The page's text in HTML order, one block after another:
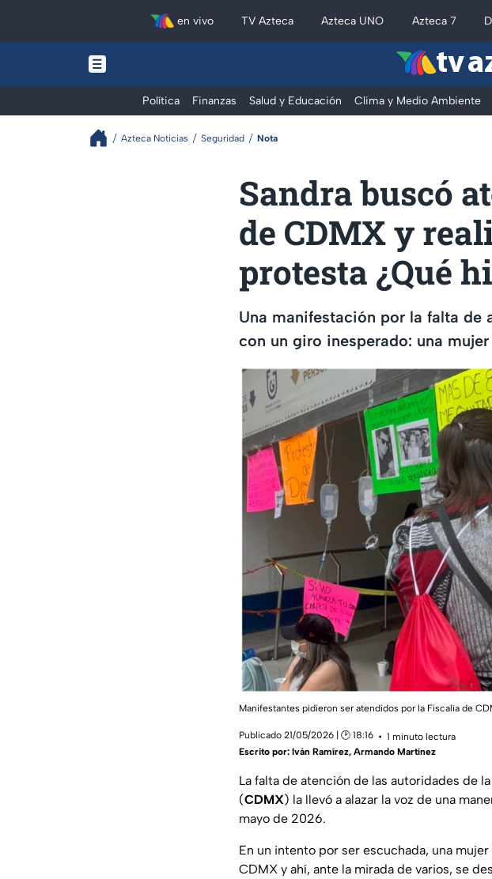
en vivo TV Azteca Azteca UNO Azteca 7
tv
Política Finanzas Salud y Educación Clima y Medio Ambiente
Azteca Noticias Seguridad Nota
Sandra buscó
de CDMX y
protesta ¿Qué
Una manifestación por la falta
con un giro inesperado: una
Manifestantes pidieron ser atendidos por la Fiscalía de
Publicado 21/05/2026 | 🕑 18:16
1 minuto lectura
Escrito por: Iván Ramírez, Armando Martínez
La falta de atención de las autoridades de la
(CDMX) la llevó a alazar la voz de una
mayo de 2026.
En un intento por ser escuchada, una
CDMX y ahí, ante la mirada de varios, se